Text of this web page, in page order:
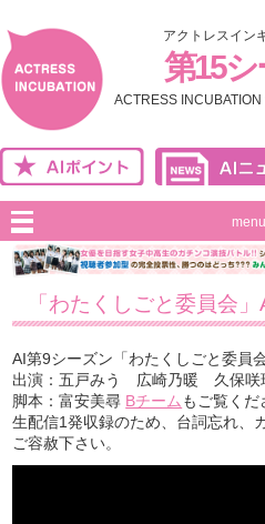
アクトレスイン
第15
ACTRESS
menu
「わたくしごと委員会
AI第9シーズン「わたくしごと委員
出演：五戸みう 広崎乃暖 久保
脚本：富安美尋 Bチームもご覧くだ
生配信1発収録のため、台詞忘れ、
ご容赦下さい。